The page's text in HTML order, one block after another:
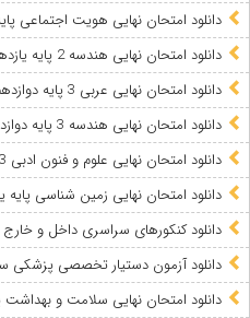
دانلود امتحان نهایی هویت اجتماعی پایه
دانلود امتحان نهایی هندسه 2 پایه یازدهم تیر 1405 + پاسخ
دانلود امتحان نهایی عربی 3 پایه دوازدهم تیر 1405 + پاسخ
دانلود امتحان نهایی هندسه 3 پایه دوازدهم تیر 1405
دانلود امتحان نهایی علوم و فنون ادبی 3 پایه دوازدهم تیر 1405
دانلود امتحان نهایی زمین شناسی پایه
دانلود کنکورهای سراسری داخل و خارج از کشور
دانلود آزمون دستیار تخصصی پزشکی سال 1405 + کلید
دانلود امتحان نهایی سلامت و بهداشت پایه